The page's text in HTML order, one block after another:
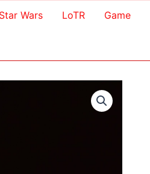
Star Wars LoTR Game